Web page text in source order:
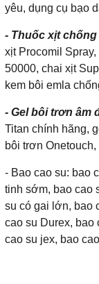
yêu, dụng cụ bạo
- Thuốc xịt
xịt Procomil
50000, chai xịt
kem bôi emla
- Gel bôi trơn âm
Titan chính hãng,
bôi trơn
- Bao cao su: bao
tinh sớm, bao cao
su có gai lớn, bao
cao su Durex, bao
cao su jex, bao